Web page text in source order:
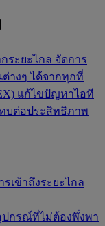
ระยะไกล จัดการ
างๆ ได้จากทุกที่
แก้ไขปัญหาไอที
บต่อประสิทธิภาพ
รเข้าถึงระยะไกล
กรณ์ที่ไม่ต้องพึ่งพา